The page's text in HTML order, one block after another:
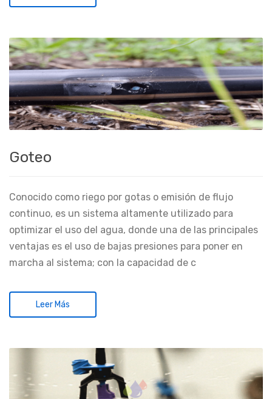
Goteo
Conocido como riego por gotas o emisión de flujo
continuo, es un sistema altamente utilizado para
optimizar el uso del agua, donde una de las principales
ventajas es el uso de bajas presiones para poner en
marcha al sistema; con la capacidad de c
Leer Más